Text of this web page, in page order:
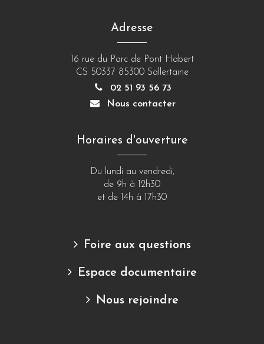
FacebookInstagram
Adresse
16 rue du Parc de Pont Habert
CS 50337 85300 Sallertaine
02 51 93 56 73
Nous contacter
Horaires d'ouverture
Du lundi au vendredi,
de 9h à 12h30
et de 14h à 17h30
Foire aux questions
Espace documentaire
Nous rejoindre